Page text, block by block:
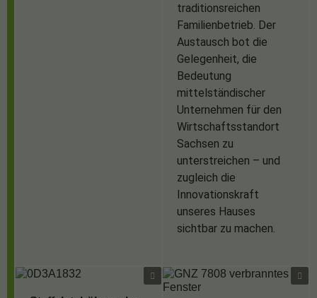
traditionsreichen
Familienbetrieb. Der
Austausch bot die
Gelegenheit, die
Bedeutung
mittelständischer
Unternehmen für den
Wirtschaftsstandort
Sachsen zu
unterstreichen – und
zugleich die
Innovationskraft
unseres Hauses
sichtbar zu machen.